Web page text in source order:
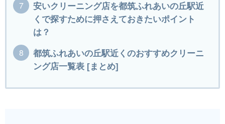
安いクリーニング店を都筑ふれあいの丘駅近
くで探すために押さえておきたいポイント
は？
都筑ふれあいの丘駅近くのおすすめクリーニ
ング店一覧表 [まとめ]